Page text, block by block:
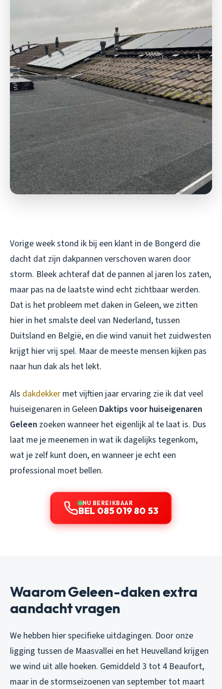
Vorige week stond ik bij een klant in de Bongerd die
dacht dat zijn dakpannen verschoven waren door
storm. Bleek achteraf dat de pannen al jaren los zaten,
maar pas na de laatste wind echt zichtbaar werden.
Dat is het probleem met daken in Geleen, we zitten
hier in het smalste deel van Nederland, tussen
Duitsland en België, en die wind vanuit het zuidwesten
krijgt hier vrij spel. Maar de meeste mensen kijken pas
naar hun dak als het lekt.
Als dakdekker met vijftien jaar ervaring zie ik dat veel
huiseigenaren in Geleen Daktips voor huiseigenaren
Geleen zoeken wanneer het eigenlijk al te laat is. Dus
laat me je meenemen in wat ik dagelijks tegenkom,
wat je zelf kunt doen, en wanneer je echt een
professional moet bellen.
NU BEREIKBAAR
BEL 085 019 80 53
Waarom Geleen-daken extra
aandacht vragen
We hebben hier specifieke uitdagingen. Door onze
ligging tussen de Maasvallei en het Heuvelland krijgen
we wind uit alle hoeken. Gemiddeld 3 tot 4 Beaufort,
maar in de stormseizoenen van september tot maart